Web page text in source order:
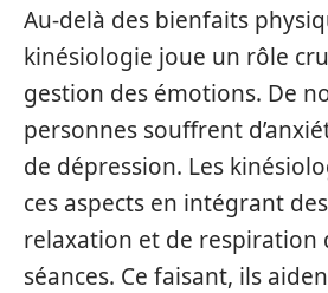
Au-delà des bienfaits
kinésiologie joue un rôle
gestion des émotions. De
personnes souffrent
de dépression. Les
ces aspects en intégrant
relaxation et de respiration
séances. Ce faisant, ils